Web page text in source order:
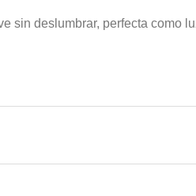
sin deslumbrar, perfecta como